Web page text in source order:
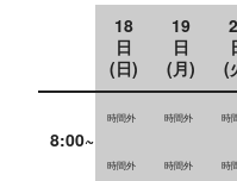
18
日
(日)
19
日
(月)
(
8:00~
時間外 時間外 時
時間外 時間外 時